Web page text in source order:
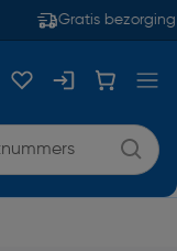
Gratis bezorging